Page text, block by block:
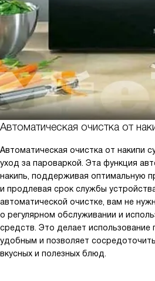
Автоматическая очистка от
Автоматическая очистка от накипи
уход за пароваркой. Эта функция
накипь, поддерживая оптимальную
и продлевая срок службы
автоматической очистке, вам не
о регулярном обслуживании и
средств. Это делает использование
удобным и позволяет
вкусных и полезных блюд.